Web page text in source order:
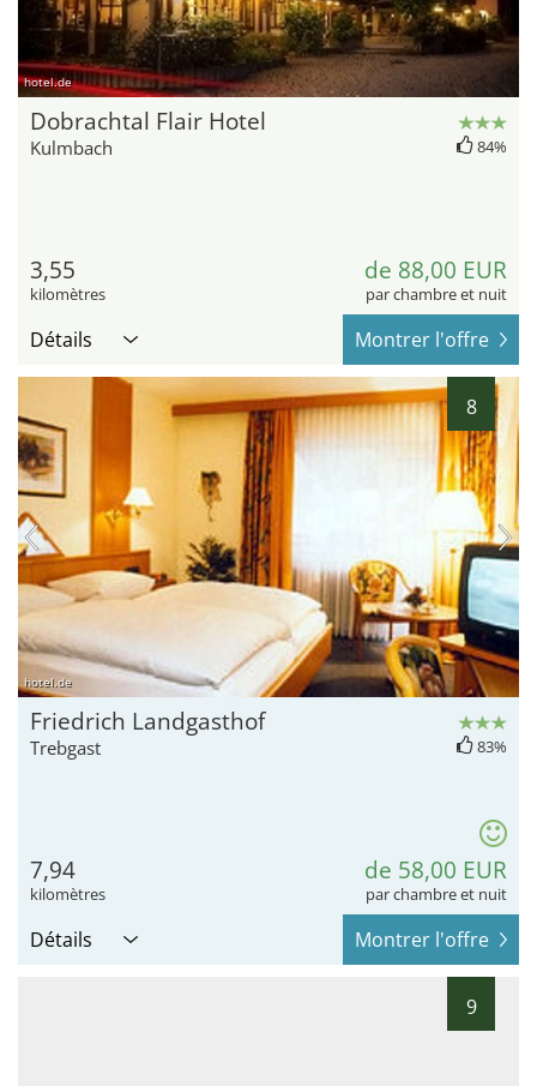
hotel.de
Dobrachtal Flair Hotel
Kulmbach 84%
3,55
kilomètres
de 88,00 EUR
par chambre et nuit
Détails Montrer l'offre
8
hotel.de
Friedrich Landgasthof
Trebgast 83%
7,94
kilomètres
de 58,00 EUR
par chambre et nuit
Détails Montrer l'offre
9